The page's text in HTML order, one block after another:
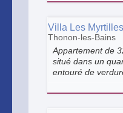
Villa Les Myrtilles
Thonon-les-Bains
Appartement de
situé dans un
entouré de
équipement tout